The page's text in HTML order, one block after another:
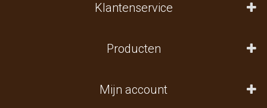
Klantenservice
Producten
Mijn account